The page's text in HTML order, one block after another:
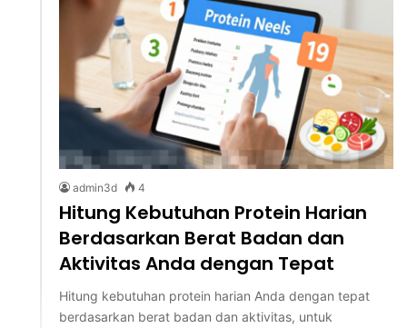
admin3d 4
Hitung Kebutuhan Protein Harian
Berdasarkan Berat Badan dan
Aktivitas Anda dengan Tepat
Hitung kebutuhan protein harian Anda dengan tepat
berdasarkan berat badan dan aktivitas, untuk